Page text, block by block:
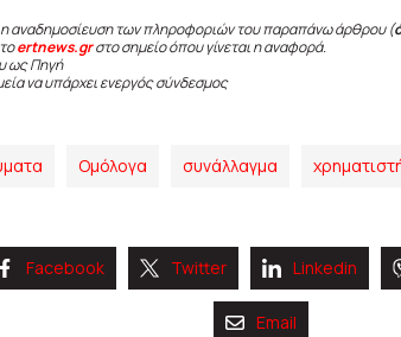
αναδημοσίευση των πληροφοριών του παραπάνω άρθρου (
ertnews.gr στο σημείο όπου γίνεται η αναφορά.
ως Πηγή
να υπάρχει ενεργός σύνδεσμος
Ομόλογα συνάλλαγμα
Facebook Twitter Linkedin
Email